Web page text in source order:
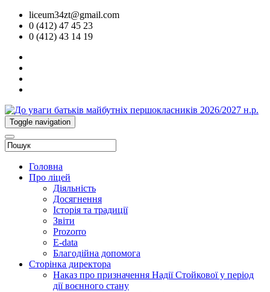
liceum34zt@gmail.com
0 (412) 47 45 23
0 (412) 43 14 19
Toggle navigation
Головна
Про ліцей
Діяльність
Досягнення
Історія та традиції
Звіти
Prozorro
E-data
Благодійна допомога
Сторінка директора
Наказ про призначення Надії Стойкової у період
дії воєнного стану